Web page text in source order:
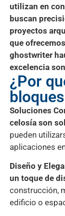
utilizan en
buscan
proyectos
que
ghostwriter
excelencia
¿Por
Soluciones
celosía son
pueden
aplicaciones
Diseño y
un toque de
construcción,
edificio o